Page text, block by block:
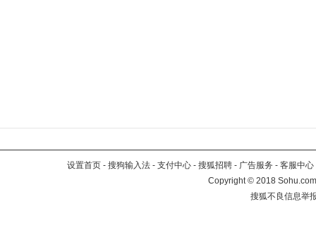
设置首页 - 搜狗输入法 - 支付中心 - 搜狐招聘 - 广告服务 - 客服中心
Copyright©2018
搜狐不良信息举